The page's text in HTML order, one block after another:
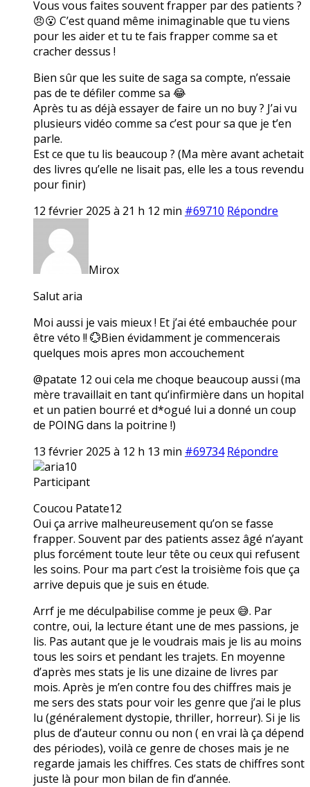
Vous vous faites souvent frapper par des patients ?
😠😮 C’est quand même inimaginable que tu viens
pour les aider et tu te fais frapper comme sa et
cracher dessus !
Bien sûr que les suite de saga sa compte, n’essaie
pas de te défiler comme sa 😂
Après tu as déjà essayer de faire un no buy ? J’ai vu
plusieurs vidéo comme sa c’est pour sa que je t’en
parle.
Est ce que tu lis beaucoup ? (Ma mère avant achetait
des livres qu’elle ne lisait pas, elle les a tous revendu
pour finir)
12 février 2025 à 21 h 12 min #69710 Répondre
Mirox
Salut aria
Moi aussi je vais mieux ! Et j’ai été embauchée pour
être véto !! 💮Bien évidamment je commencerais
quelques mois apres mon accouchement
@patate 12 oui cela me choque beaucoup aussi (ma
mère travaillait en tant qu’infirmière dans un hopital
et un patien bourré et d*ogué lui a donné un coup
de POING dans la poitrine !)
13 février 2025 à 12 h 13 min #69734 Répondre
aria10
Participant
Coucou Patate12
Oui ça arrive malheureusement qu’on se fasse
frapper. Souvent par des patients assez âgé n’ayant
plus forcément toute leur tête ou ceux qui refusent
les soins. Pour ma part c’est la troisième fois que ça
arrive depuis que je suis en étude.
Arrf je me déculpabilise comme je peux 😅. Par
contre, oui, la lecture étant une de mes passions, je
lis. Pas autant que je le voudrais mais je lis au moins
tous les soirs et pendant les trajets. En moyenne
d’après mes stats je lis une dizaine de livres par
mois. Après je m’en contre fou des chiffres mais je
me sers des stats pour voir les genre que j’ai le plus
lu (généralement dystopie, thriller, horreur). Si je lis
plus de d’auteur connu ou non ( en vrai là ça dépend
des périodes), voilà ce genre de choses mais je ne
regarde jamais les chiffres. Ces stats de chiffres sont
juste là pour mon bilan de fin d’année.